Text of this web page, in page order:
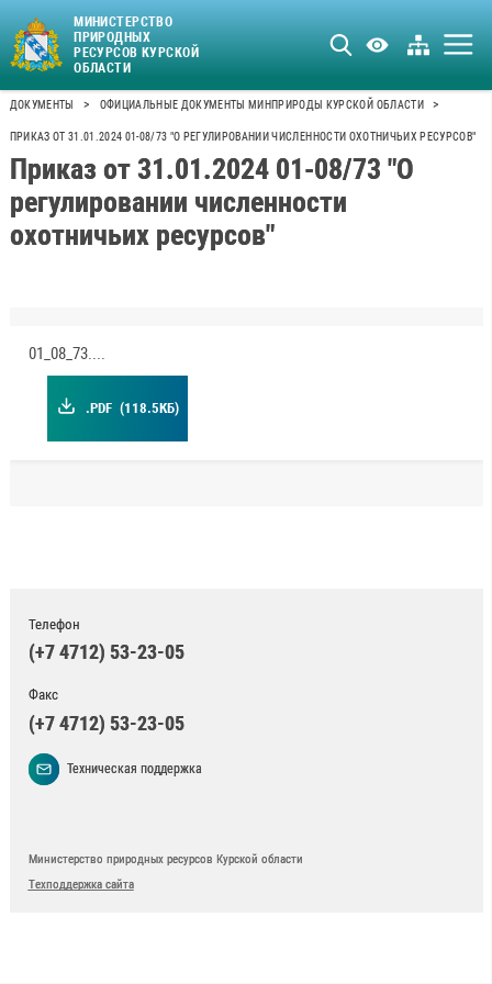
МИНИСТЕРСТВО
ПРИРОДНЫХ
РЕСУРСОВ КУРСКОЙ
ОБЛАСТИ
ДОКУМЕНТЫ > ОФИЦИАЛЬНЫЕ ДОКУМЕНТЫ МИНПРИРОДЫ КУРСКОЙ ОБЛАСТИ >
ПРИКАЗ ОТ 31.01.2024 01-08/73 "О РЕГУЛИРОВАНИИ ЧИСЛЕННОСТИ ОХОТНИЧЬИХ РЕСУРСОВ"
Приказ от 31.01.2024 01-08/73 "О
регулировании численности
охотничьих ресурсов"
01_08_73.pdf
.PDF (118.5КБ)
Телефон
(+7 4712) 53-23-05
Факс
(+7 4712) 53-23-05
Техническая поддержка
Министерство природных ресурсов Курской области
Техподдержка сайта